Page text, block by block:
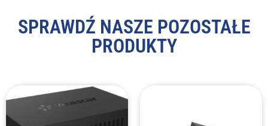
SPRAWDŹ NASZE POZOSTAŁE
PRODUKTY